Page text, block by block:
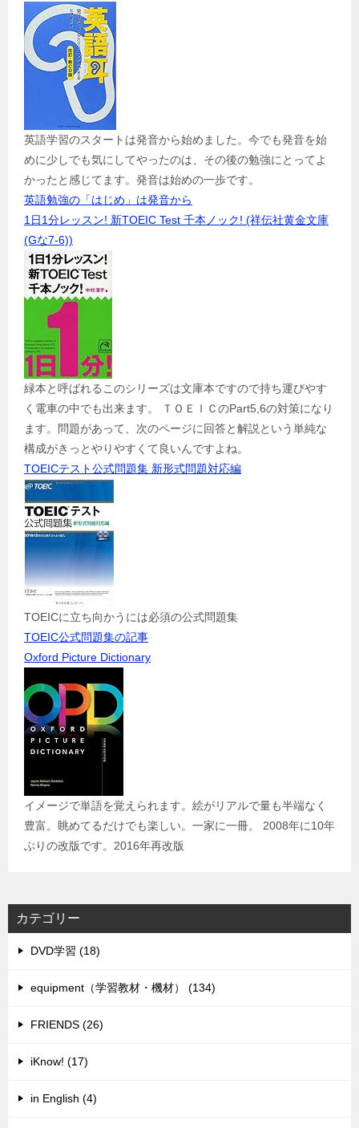
英語学習のスタートは発音から始めました。今でも発音を始
めに少しでも気にしてやったのは、その後の勉強にとってよ
かったと感じてます。発音は始めの一歩です。
英語勉強の「はじめ」は発音から
1日1分レッスン! 新TOEIC Test 千本ノック! (祥伝社黄金文庫
(Gな7-6))
緑本と呼ばれるこのシリーズは文庫本ですので持ち運びやす
く電車の中でも出来ます。 ＴＯＥＩＣのPart5,6の対策になり
ます。問題があって、次のページに回答と解説という単純な
構成がきっとやりやすくて良いんですよね。
TOEICテスト公式問題集 新形式問題対応編
TOEICに立ち向かうには必須の公式問題集
TOEIC公式問題集の記事
Oxford Picture Dictionary
イメージで単語を覚えられます。絵がリアルで量も半端なく
豊富。眺めてるだけでも楽しい。一家に一冊。 2008年に10年
ぶりの改版です。2016年再改版
カテゴリー
DVD学習 (18)
equipment（学習教材・機材） (134)
FRIENDS (26)
iKnow! (17)
in English (4)